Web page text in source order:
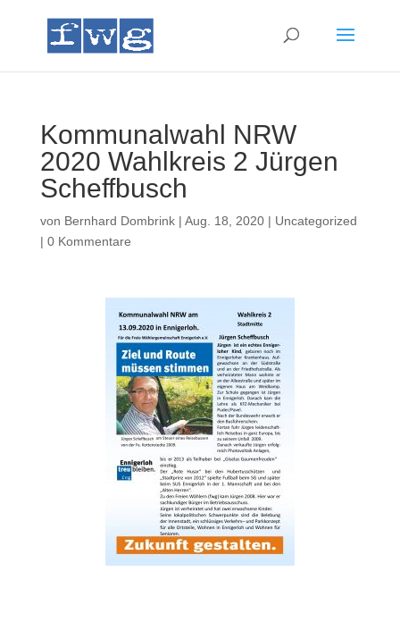
Kommunalwahl NRW
2020 Wahlkreis 2 Jürgen
Scheffbusch
von Bernhard Dombrink| Aug. 18, 2020| Uncategorized
| 0 Kommentare